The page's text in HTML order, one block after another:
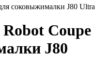
Coupe
J80